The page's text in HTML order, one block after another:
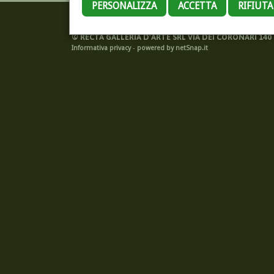
PERSONALIZZA ACCETTA
©RECTA GALLERIA D'ARTE SRL VIA DEI CORONARI
Informativa privacy- powered by netSnap.it